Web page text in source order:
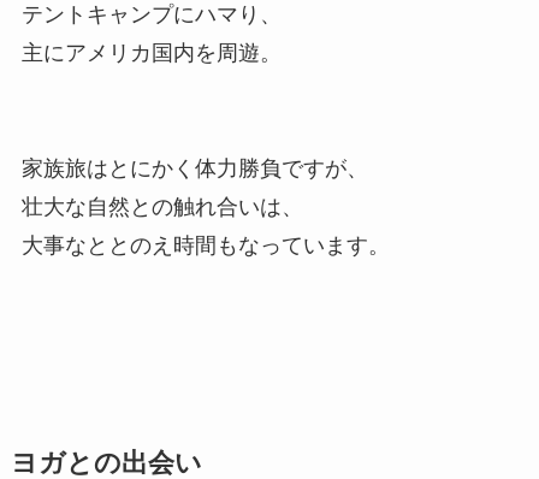
テントキャンプにハマり、
主にアメリカ国内を周遊。
家族旅はとにかく体力勝負ですが、
壮大な自然との触れ合いは、
大事なととのえ時間もなっています。
ヨガとの出会い